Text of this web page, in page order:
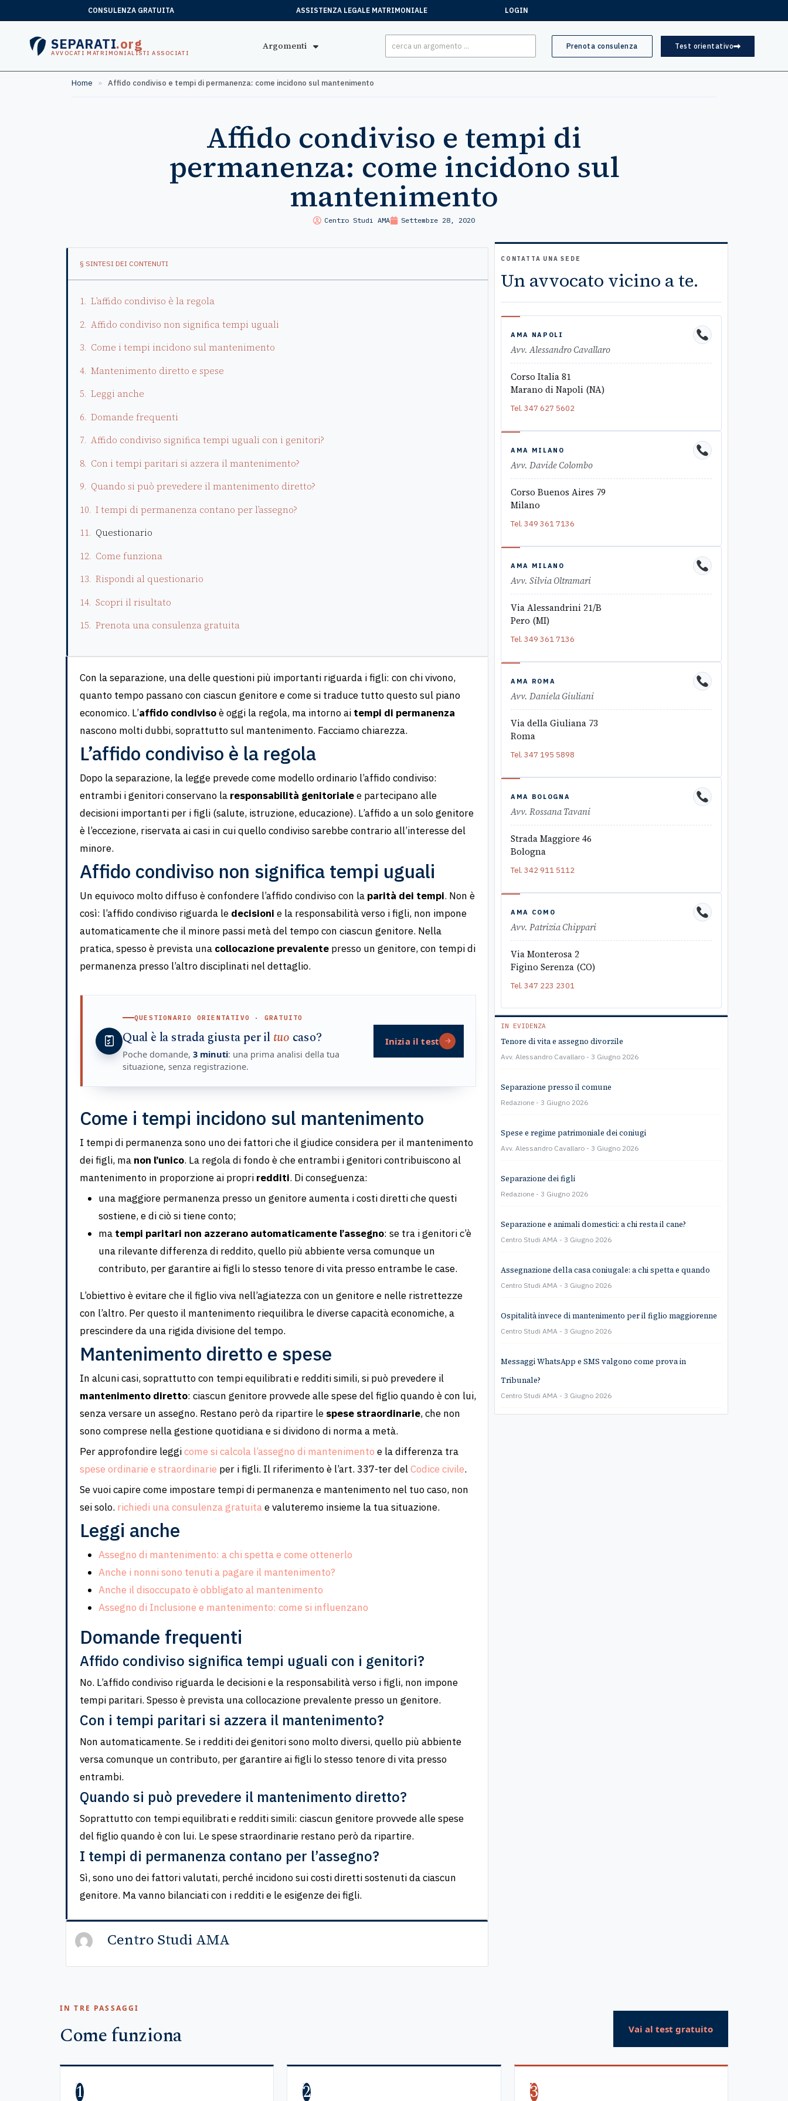
CONSULENZA GRATUITA ASSISTENZA LEGALE MATRIMONIALE LOGIN
SEPARATI.org
AVVOCATI MATRIMONIALISTI ASSOCIATI
Argomenti Prenota consulenza Test orientativo
Home » Affido condiviso e tempi di permanenza: come incidono sul mantenimento
Affido condiviso e tempi di
permanenza: come incidono sul
mantenimento
Centro Studi AMA Settembre 28, 2020
§ SINTESI DEI CONTENUTI
L’affido condiviso è la regola
Affido condiviso non significa tempi uguali
Come i tempi incidono sul mantenimento
Mantenimento diretto e spese
Leggi anche
Domande frequenti
Affido condiviso significa tempi uguali con i genitori?
Con i tempi paritari si azzera il mantenimento?
Quando si può prevedere il mantenimento diretto?
I tempi di permanenza contano per l’assegno?
Questionario
Come funziona
Rispondi al questionario
Scopri il risultato
Prenota una consulenza gratuita
Con la separazione, una delle questioni più importanti riguarda i figli: con chi vivono,
quanto tempo passano con ciascun genitore e come si traduce tutto questo sul piano
economico. L’affido condivisoè oggi la regola, ma intorno ai tempi di permanenza
nascono molti dubbi, soprattutto sul mantenimento. Facciamo chiarezza.
L’affido condiviso è la regola
Dopo la separazione, la legge prevede come modello ordinario l’affido condiviso:
entrambi i genitori conservano la responsabilità genitorialee partecipano alle
decisioni importanti per i figli (salute, istruzione, educazione). L’affido a un solo genitore
è l’eccezione, riservata ai casi in cui quello condiviso sarebbe contrario all’interesse del
minore.
Affido condiviso non significa tempi uguali
Un equivoco molto diffuso è confondere l’affido condiviso con la parità dei tempi. Non è
così: l’affido condiviso riguarda le decisioni e la responsabilità verso i figli, non impone
automaticamente che il minore passi metà del tempo con ciascun genitore. Nella
pratica, spesso è prevista una collocazione prevalente presso un genitore, con tempi di
permanenza presso l’altro disciplinati nel dettaglio.
QUESTIONARIO ORIENTATIVO · GRATUITO
Qual è la strada giusta per iltuo caso?
Poche domande, 3 minuti: una prima analisi della tua
situazione, senza registrazione.
Inizia il test
Come i tempi incidono sul mantenimento
I tempi di permanenza sono uno dei fattori che il giudice considera per il mantenimento
dei figli, ma non l’unico. La regola di fondo è che entrambi i genitori contribuiscono al
mantenimento in proporzione ai propri redditi. Di conseguenza:
una maggiore permanenza presso un genitore aumenta i costi diretti che questi
sostiene, e di ciò si tiene conto;
ma tempi paritari non azzerano automaticamente l’assegno: se tra i genitori c’è
una rilevante differenza di reddito, quello più abbiente versa comunque un
contributo, per garantire ai figli lo stesso tenore di vita presso entrambe le case.
L’obiettivo è evitare che il figlio viva nell’agiatezza con un genitore e nelle ristrettezze
con l’altro. Per questo il mantenimento riequilibra le diverse capacità economiche, a
prescindere da una rigida divisione del tempo.
Mantenimento diretto e spese
In alcuni casi, soprattutto con tempi equilibrati e redditi simili, si può prevedere il
mantenimento diretto: ciascun genitore provvede alle spese del figlio quando è con lui,
senza versare un assegno. Restano però da ripartire le spese straordinarie, che non
sono comprese nella gestione quotidiana e si dividono di norma a metà.
Per approfondire leggicome si calcola l’assegno di mantenimento e la differenza tra
spese ordinarie e straordinarie per i figli. Il riferimento è l’art. 337-ter delCodice civile.
Se vuoi capire come impostare tempi di permanenza e mantenimento nel tuo caso, non
sei solo. richiedi una consulenza gratuitae valuteremo insieme la tua situazione.
Leggi anche
Assegno di mantenimento: a chi spetta e come ottenerlo
Anche i nonni sono tenuti a pagare il mantenimento?
Anche il disoccupato è obbligato al mantenimento
Assegno di Inclusione e mantenimento: come si influenzano
Domande frequenti
Affido condiviso significa tempi uguali con i genitori?
No. L’affido condiviso riguarda le decisioni e la responsabilità verso i figli, non impone
tempi paritari. Spesso è prevista una collocazione prevalente presso un genitore.
Con i tempi paritari si azzera il mantenimento?
Non automaticamente. Se i redditi dei genitori sono molto diversi, quello più abbiente
versa comunque un contributo, per garantire ai figli lo stesso tenore di vita presso
entrambi.
Quando si può prevedere il mantenimento diretto?
Soprattutto con tempi equilibrati e redditi simili: ciascun genitore provvede alle spese
del figlio quando è con lui. Le spese straordinarie restano però da ripartire.
I tempi di permanenza contano per l’assegno?
Sì, sono uno dei fattori valutati, perché incidono sui costi diretti sostenuti da ciascun
genitore. Ma vanno bilanciati con i redditi e le esigenze dei figli.
Centro Studi AMA
CONTATTA UNA SEDE
Un avvocato vicino a te.
AMA NAPOLI
Avv. Alessandro Cavallaro
Corso Italia 81
Marano di Napoli (NA)
Tel. 347 627 5602
AMA MILANO
Avv. Davide Colombo
Corso Buenos Aires 79
Milano
Tel. 349 361 7136
AMA MILANO
Avv. Silvia Oltramari
Via Alessandrini 21/B
Pero (MI)
Tel. 349 361 7136
AMA ROMA
Avv. Daniela Giuliani
Via della Giuliana 73
Roma
Tel. 347 195 5898
AMA BOLOGNA
Avv. Rossana Tavani
Strada Maggiore 46
Bologna
Tel. 342 911 5112
AMA COMO
Avv. Patrizia Chippari
Via Monterosa 2
Figino Serenza (CO)
Tel. 347 223 2301
IN EVIDENZA
Tenore di vita e assegno divorzile
Avv. Alessandro Cavallaro 3 Giugno 2026
Separazione presso il comune
Redazione 3 Giugno 2026
Spese e regime patrimoniale dei coniugi
Avv. Alessandro Cavallaro 3 Giugno 2026
Separazione dei figli
Redazione 3 Giugno 2026
Separazione e animali domestici: a chi resta il cane?
Centro Studi AMA 3 Giugno 2026
Assegnazione della casa coniugale: a chi spetta e quando
Centro Studi AMA 3 Giugno 2026
Ospitalità invece di mantenimento per il figlio maggiorenne
Centro Studi AMA 3 Giugno 2026
Messaggi WhatsApp e SMS valgono come prova in
Tribunale?
Centro Studi AMA 3 Giugno 2026
IN TRE PASSAGGI
Come funziona Vai al test gratuito
1 2 3